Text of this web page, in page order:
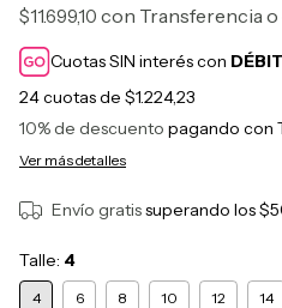
$11.699,10 con Transferencia
Cuotas SIN interés con
24cuotas de $1.224,23
10% de descuento pagando con
Ver más detalles
Envío gratissuperando los
Talle: 4
4 6 8 10 12 14